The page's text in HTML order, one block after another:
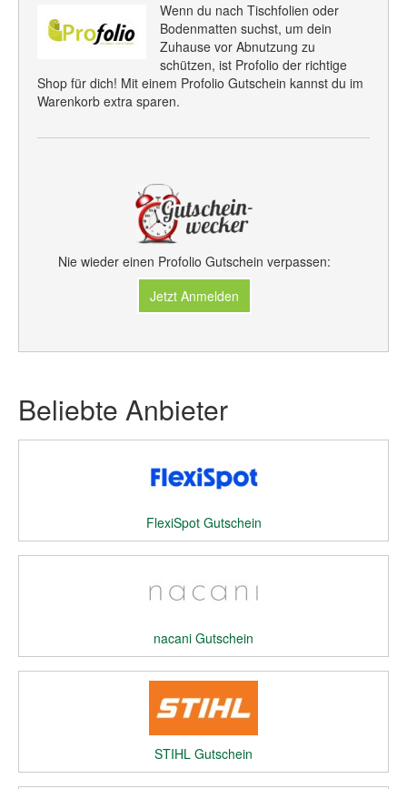
Wenn du nach Tischfolien oder
Bodenmatten suchst, um dein
Zuhause vor Abnutzung zu
schützen, ist Profolio der richtige
Shop für dich! Mit einem Profolio Gutschein kannst du im
Warenkorb extra sparen.
Nie wieder einen Profolio Gutschein verpassen:
Jetzt Anmelden
Beliebte Anbieter
FlexiSpot Gutschein
nacani Gutschein
STIHL Gutschein